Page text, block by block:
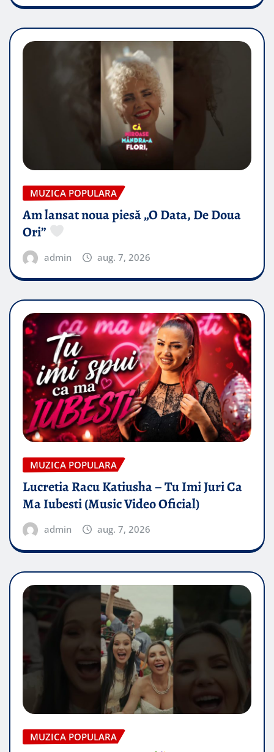
MUZICA POPULARA
Am lansat noua piesă „O Data, De Doua
Ori”
admin aug. 7, 2026
MUZICA POPULARA
Lucretia Racu Katiusha – Tu Imi Juri Ca
Ma Iubesti (Music Video Oficial)
admin aug. 7, 2026
MUZICA POPULARA